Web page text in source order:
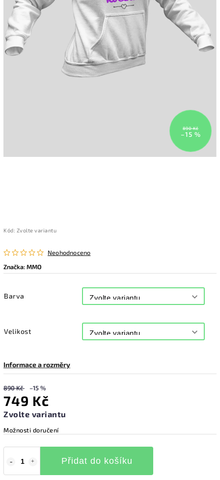
890 Kč
–15 %
Kód: Zvolte variantu
Neohodnoceno
Značka:MMO
Barva
Velikost
Informace a rozměry
890 Kč –15 %
749 Kč
Zvolte variantu
Možnosti doručení
Přidat do košíku